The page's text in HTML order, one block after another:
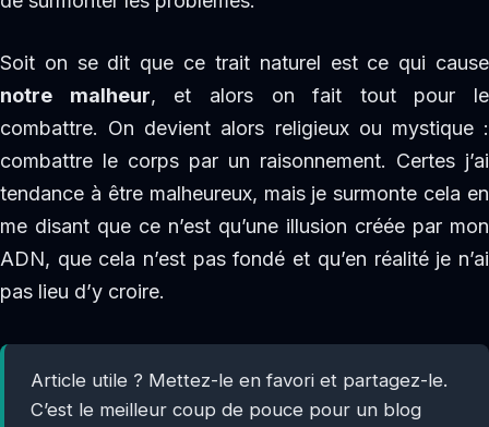
Soit on se dit que ce trait naturel est ce qui cause
notre malheur, et alors on fait tout pour le
combattre. On devient alors religieux ou mystique :
combattre le corps par un raisonnement. Certes j’ai
tendance à être malheureux, mais je surmonte cela en
me disant que ce n’est qu’une illusion créée par mon
ADN, que cela n’est pas fondé et qu’en réalité je n’ai
pas lieu d’y croire.
Article utile ? Mettez-le en favori et partagez-le.
C’est le meilleur coup de pouce pour un blog